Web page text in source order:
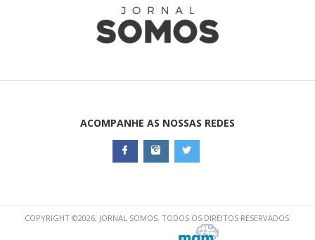
ACOMPANHE AS NOSSAS REDES
COPYRIGHT ©2026, JORNAL SOMOS. TODOS OS DIREITOS RESERVADOS.